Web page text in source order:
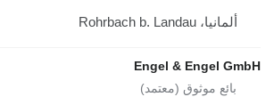
Engel &